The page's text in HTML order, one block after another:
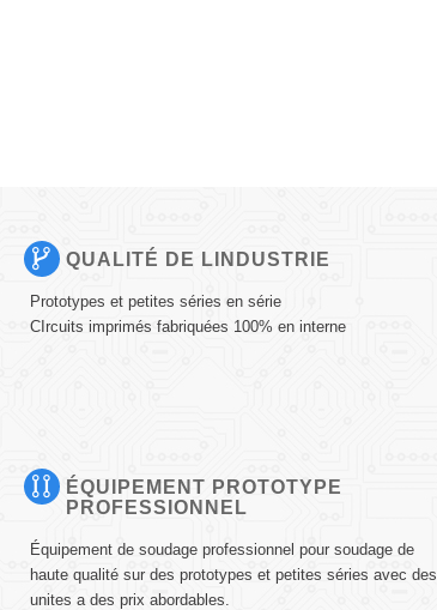
QUALITÉ DE LINDUSTRIE
Prototypes et petites séries en série
CIrcuits imprimés fabriquées 100% en interne
ÉQUIPEMENT PROTOTYPE
PROFESSIONNEL
Équipement de soudage professionnel pour soudage de
haute qualité sur des prototypes et petites séries avec des
unites a des prix abordables.